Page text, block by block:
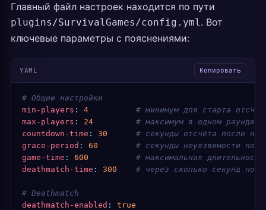
Главный файл настроек находится по пути
plugins/SurvivalGames/config.yml. Вот
ключевые параметры с пояснениями:
YAML Копировать
# Общие настройки
min-players : 4
# минимум для старта
max-players : 24
         # максимум в одном раунде
countdown-time : 30
# секунды отсчёта после
grace-period : 60
# секунды неуязвимости
game-time : 600
# максимальная
deathmatch-time : 300
# через сколько секунд
# Deathmatch
deathmatch-enabled :
true